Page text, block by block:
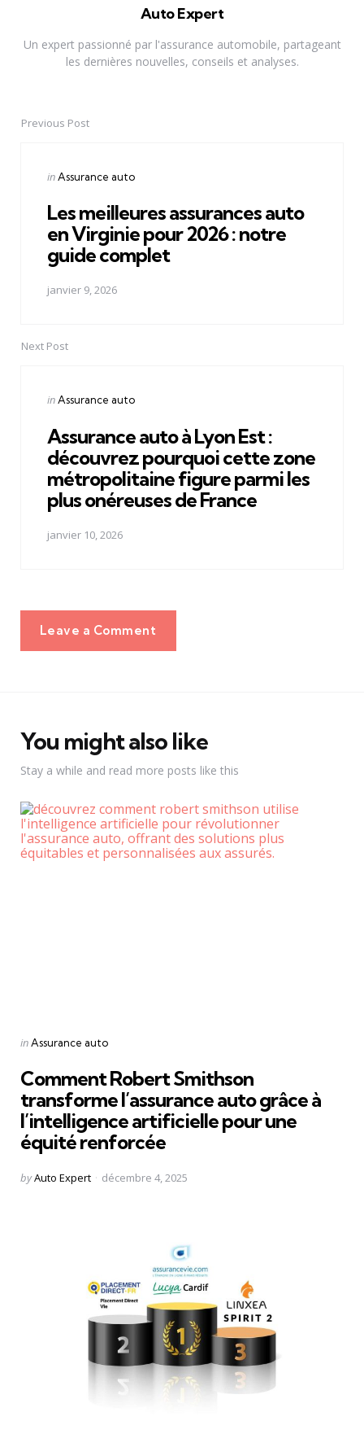
Auto Expert
Un expert passionné par l'assurance automobile, partageant
les dernières nouvelles, conseils et analyses.
PostPrevious Post
Posted
inAssurance auto
Les meilleures assurances auto
en Virginie pour 2026 : notre
guide complet
janvier 9, 2026
Next Post
Posted
inAssurance auto
Assurance auto à Lyon Est :
découvrez pourquoi cette zone
métropolitaine figure parmi les
plus onéreuses de France
janvier 10, 2026
Leave a Comment
You might also like
Stay a while and read more posts like this
Categories
Posted
inAssurance auto
Comment Robert Smithson
transforme l’assurance auto grâce à
l’intelligence artificielle pour une
équité renforcée
Posted
byAuto Expert décembre 4, 2025